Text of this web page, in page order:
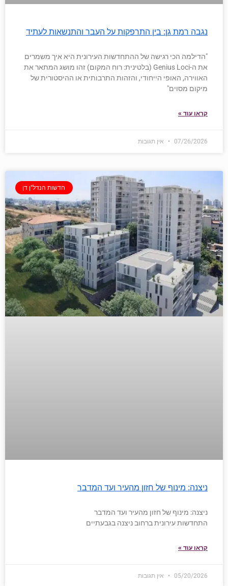
נגבה רמת גן: בין התרפקות על העבר והתנשאות לעתיד
"הדילמה הכי רגישה של ההתחדשות העירונית היא איך משמרים
את ה-Genius Loci (בלטינית: רוח המקום) זהו מושג המתאר את
האווירה, האופי הייחודי, והזהות התרבותית או ההיסטורית של
מיקום מסוים"
קראו עוד »
07/26/2026 אין תגובות
חדשות הנדל"ן דן
ניצנה: מינוף של חזון מהעיר ועד המדבר
ניצנה: מינוף של חזון מהעיר ועד המדבר
התחדשות עירונית ברחוב ניצנה בגבעתיים
קראו עוד »
05/20/2026 אין תגובות